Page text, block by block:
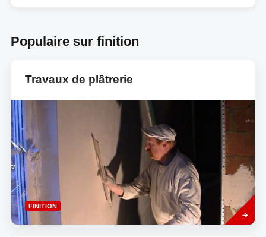
KNX
Populaire sur finition
Travaux de plâtrerie
FINITION
Read
more